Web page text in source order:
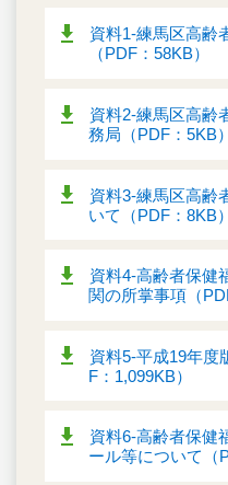
資料1‐練馬区高齢
（PDF：58KB）
資料2‐練馬区高齢
務局（PDF：5KB）
資料3‐練馬区高齢
いて（PDF：8KB）
資料4‐高齢者保健
関の所掌事項（
資料5‐平成19年
F：1,099KB）
資料6‐高齢者保健
ール等について（